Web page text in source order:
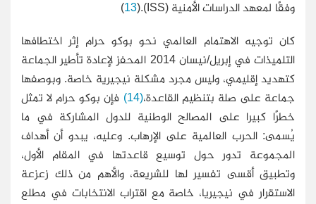
وفقًا لمعهد الدراسات الأمنية (ISS).(
13
)
كان توجيه الاهتمام العالمي نحو بوكو حرام إثر اختطافها
التلميذات في إبريل/نيسان 2014 المحفز لإعادة تأطير الجماعة
كتهديد إقليمي، وليس مجرد مشكلة نيجيرية خاصة. وبوصفها
جماعة على صلة بتنظيم القاعدة،(14)
فإن بوكو حرام لا تمثل
خطرًا كبيرا على المصالح الوطنية للدول المشاركة في ما
يُسمى: الحرب العالمية على الإرهاب. وعليه، يبدو أن أهداف
المجموعة تدور حول توسيع قاعدتها في المقام الأول،
وتطبيق أقسى تفسير لها للشريعة، والأهم من ذلك زعزعة
الاستقرار في نيجيريا، خاصة مع اقتراب الانتخابات في مطلع